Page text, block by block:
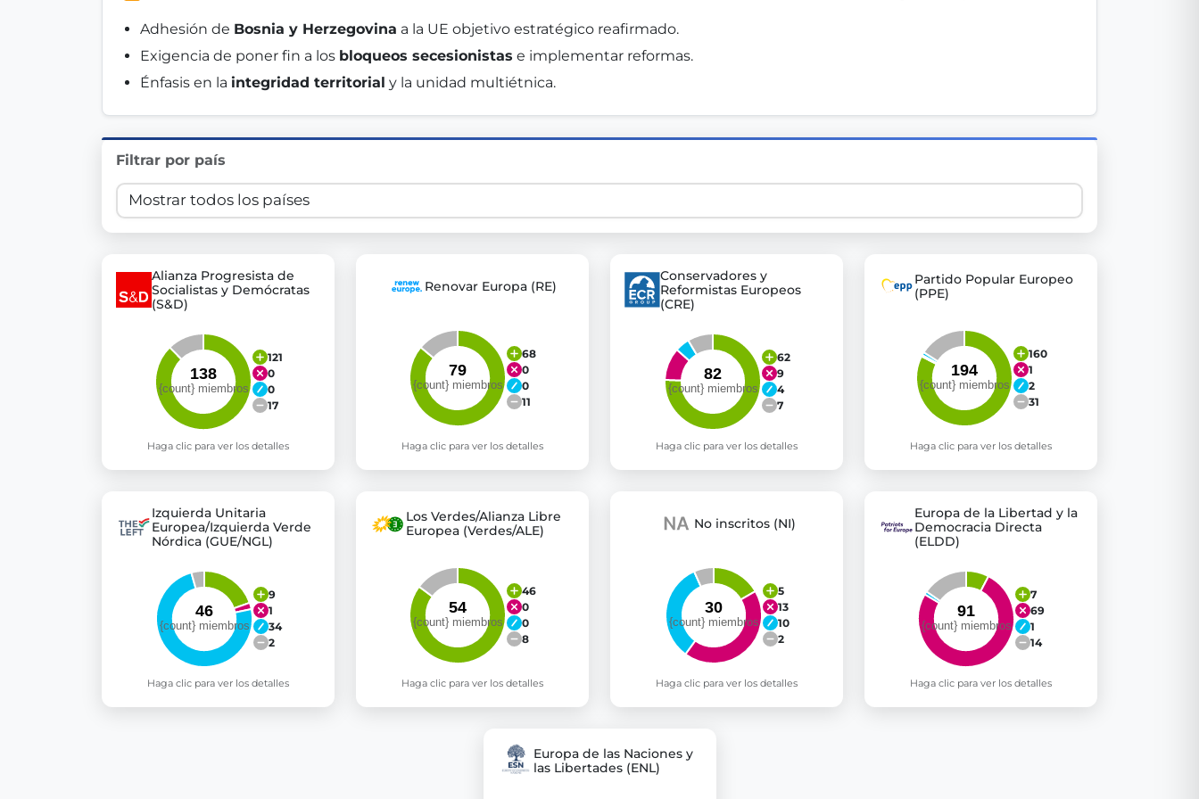
Innovation in Transparency
Check Some Votes (CSV) , one of Germany's most advanced transparency platforms, which lets citizens explore thousands of EU Parliament votes in a clear
Get Involved
Become a member:Join us to advance digital democracy and transparency in Germany and Europe.
Contribute your skills in technology, design, policy, or activism.
Support democracy:Help us strengthen accountability and bring politics closer to citizens.
Adhesión de Bosnia y Herzegovina a la UE objetivo estratégico reafirmado.
Exigencia de poner fin a los bloqueos secesionistas e implementar reformas.
Énfasis en la integridad territorial y la unidad multiétnica.
Filtrar por país
Alianza Progresista de
Socialistas y Demócratas
(S&D)
121
0
0
17
Haga clic para ver los detalles
Renovar Europa (RE)
68
0
0
11
Haga clic para ver los detalles
Conservadores y
Reformistas Europeos
(CRE)
62
9
4
7
Haga clic para ver los detalles
Partido Popular Europeo
(PPE)
160
1
2
31
Haga clic para ver los detalles
Izquierda Unitaria
Europea/Izquierda Verde
Nórdica (GUE/NGL)
9
1
34
2
Haga clic para ver los detalles
Los Verdes/Alianza Libre
Europea (Verdes/ALE)
46
0
0
8
Haga clic para ver los detalles
No inscritos (NI)
5
13
10
2
Haga clic para ver los detalles
Europa de la Libertad y la
Democracia Directa
(ELDD)
7
69
1
14
Haga clic para ver los detalles
Europa de las Naciones y
las Libertades (ENL)